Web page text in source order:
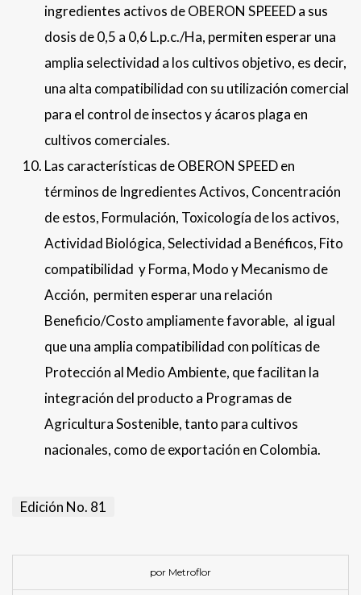
ingredientes activos de OBERON SPEEED a sus
dosis de 0,5 a 0,6 L.p.c./Ha, permiten esperar una
amplia selectividad a los cultivos objetivo, es decir,
una alta compatibilidad con su utilización comercial
para el control de insectos y ácaros plaga en
cultivos comerciales.
Las características de OBERON SPEED en
términos de Ingredientes Activos, Concentración
de estos, Formulación, Toxicología de los activos,
Actividad Biológica, Selectividad a Benéficos, Fito
compatibilidad y Forma, Modo y Mecanismo de
Acción, permiten esperar una relación
Beneficio/Costo ampliamente favorable, al igual
que una amplia compatibilidad con políticas de
Protección al Medio Ambiente, que facilitan la
integración del producto a Programas de
Agricultura Sostenible, tanto para cultivos
nacionales, como de exportación en Colombia.
Edición No. 81
por Metroflor